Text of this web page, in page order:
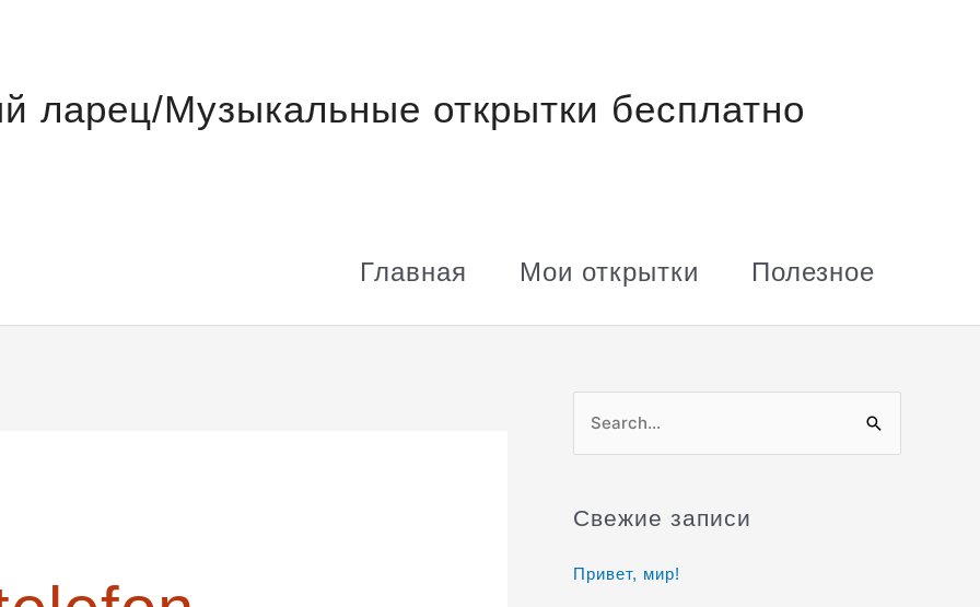
ларец/Музыкальные открытки бесплатно
Главная Мои открытки Полезное
о
с
Свежие записи
Привет, мир!